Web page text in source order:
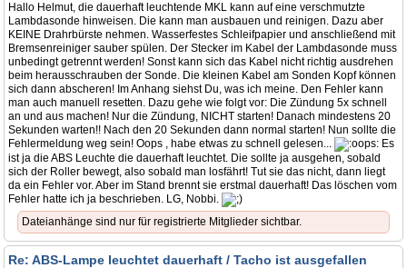
Hallo Helmut, die dauerhaft leuchtende MKL kann auf eine verschmutzte
Lambdasonde hinweisen. Die kann man ausbauen und reinigen. Dazu aber
KEINE Drahrbürste nehmen. Wasserfestes Schleifpapier und anschließend mit
Bremsenreiniger sauber spülen. Der Stecker im Kabel der Lambdasonde muss
unbedingt getrennt werden! Sonst kann sich das Kabel nicht richtig ausdrehen
beim herausschrauben der Sonde. Die kleinen Kabel am Sonden Kopf können
sich dann abscheren! Im Anhang siehst Du, was ich meine. Den Fehler kann
man auch manuell resetten. Dazu gehe wie folgt vor: Die Zündung 5x schnell
an und aus machen! Nur die Zündung, NICHT starten! Danach mindestens 20
Sekunden warten!! Nach den 20 Sekunden dann normal starten! Nun sollte die
Fehlermeldung weg sein! Oops , habe etwas zu schnell gelesen...
Es
ist ja die ABS Leuchte die dauerhaft leuchtet. Die sollte ja ausgehen, sobald
sich der Roller bewegt, also sobald man losfährt! Tut sie das nicht, dann liegt
da ein Fehler vor. Aber im Stand brennt sie erstmal dauerhaft! Das löschen vom
Fehler hatte ich ja beschrieben. LG, Nobbi.
Dateianhänge sind nur für registrierte Mitglieder sichtbar.
Re: ABS-Lampe leuchtet dauerhaft / Tacho ist ausgefallen